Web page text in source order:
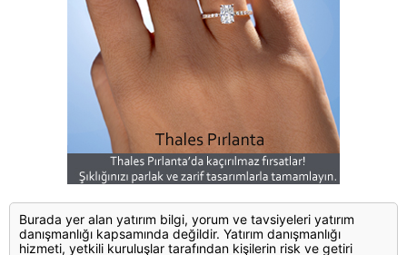
Burada yer alan yatırım bilgi, yorum ve tavsiyeleri yatırım
danışmanlığı kapsamında değildir. Yatırım danışmanlığı
hizmeti, yetkili kuruluşlar tarafından kişilerin risk ve getiri